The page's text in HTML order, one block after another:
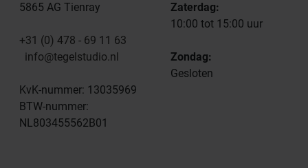
5865 AG Tienray
+31 (0) 478 - 69 11 63
info@tegelstudio.nl
KvK-nummer: 13035969
BTW-nummer:
NL803455562B01
Zaterdag:
10:00 tot 15:00 uur
Zondag:
Gesloten